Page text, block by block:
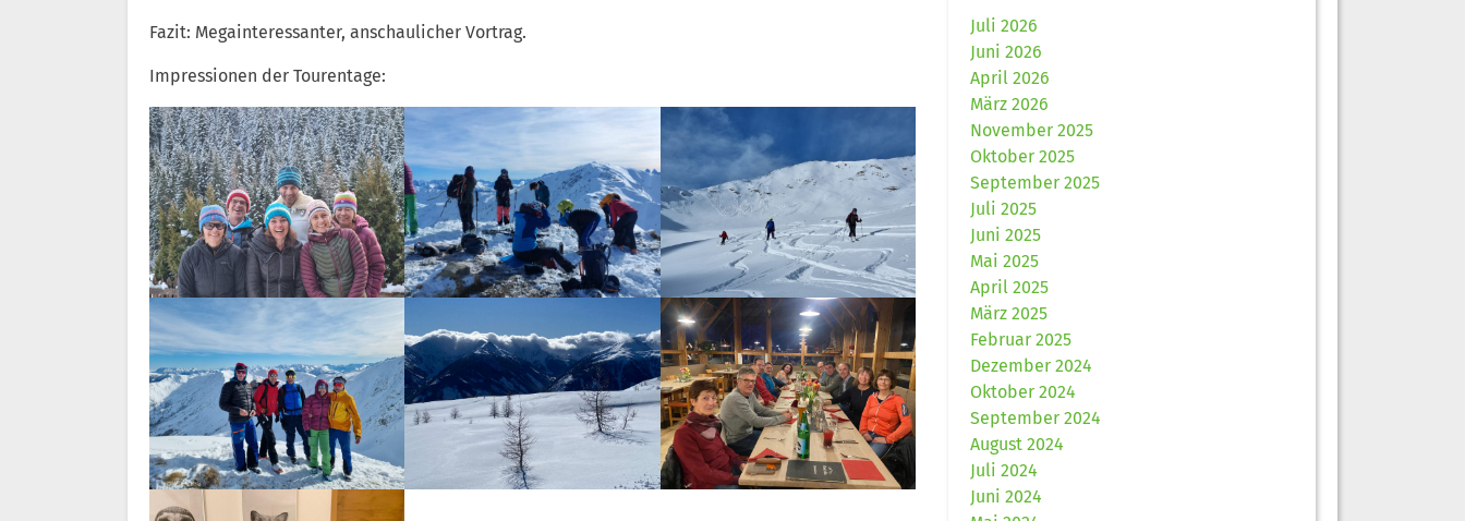
Fazit: Megainteressanter, anschaulicher Vortrag.
Impressionen der Tourentage:
Juli 2026
Juni 2026
April 2026
März 2026
November 2025
Oktober 2025
September 2025
Juli 2025
Juni 2025
Mai 2025
April 2025
März 2025
Februar 2025
Dezember 2024
Oktober 2024
September 2024
August 2024
Juli 2024
Juni 2024